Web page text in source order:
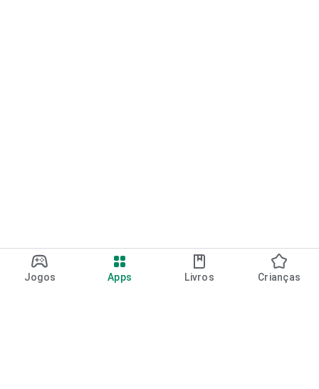
Jogos Apps Livros Crianças